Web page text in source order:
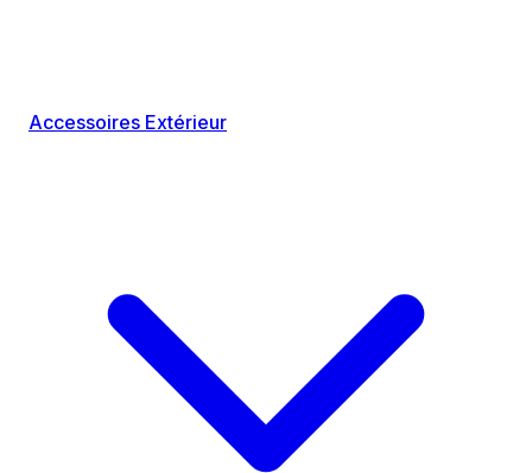
Accessoires Extérieur